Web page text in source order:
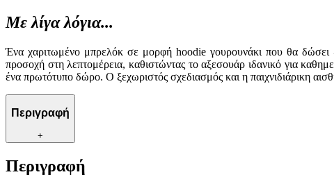
Με λίγα λόγια...
Ένα χαριτωμένο μπρελόκ σε μορφή hoodie γουρουνάκι που θα δώσει
προσοχή στη λεπτομέρεια, καθιστώντας το αξεσουάρ ιδανικό για
ένα πρωτότυπο δώρο. Ο ξεχωριστός σχεδιασμός και η παιχνιδιάρικη
Περιγραφή
+
Περιγραφή